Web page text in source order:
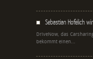
Sebastian Hofelich
DriveNow, das
bekommt einen...